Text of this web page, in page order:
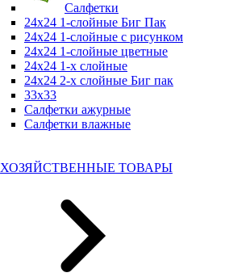
Салфетки
24х24 1-слойные Биг Пак
24х24 1-слойные с рисунком
24х24 1-слойные цветные
24х24 1-х слойные
24х24 2-х слойные Биг пак
33х33
Салфетки ажурные
Салфетки влажные
ХОЗЯЙСТВЕННЫЕ ТОВАРЫ